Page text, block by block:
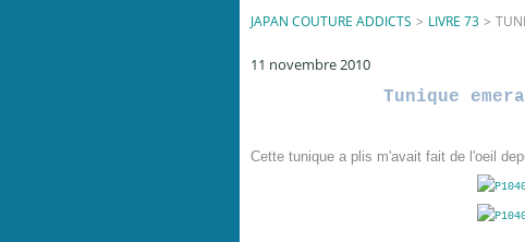
JAPAN COUTURE ADDICTS > LIVRE 73 >
11 novembre 2010
Tunique
Cette tunique a plis m'avait fait de l'oeil